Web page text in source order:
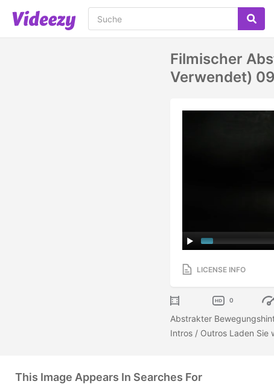
Filmischer
Verwendet)
LICENSE INFO
0
Abstrakter
Intros / Outros Laden Sie
This Image Appears In Searches For